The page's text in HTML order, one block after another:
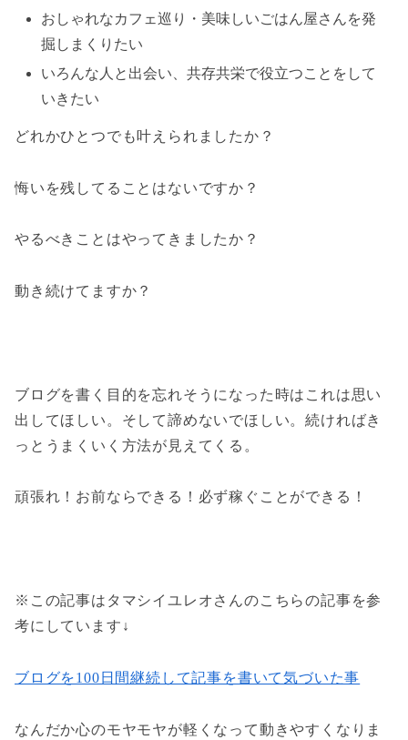
おしゃれなカフェ巡り・美味しいごはん屋さんを発
掘しまくりたい
いろんな人と出会い、共存共栄で役立つことをして
いきたい
どれかひとつでも叶えられましたか？
悔いを残してることはないですか？
やるべきことはやってきましたか？
動き続けてますか？
ブログを書く目的を忘れそうになった時はこれは思い
出してほしい。そして諦めないでほしい。続ければき
っとうまくいく方法が見えてくる。
頑張れ！お前ならできる！必ず稼ぐことができる！
※この記事はタマシイユレオさんのこちらの記事を参
考にしています↓
ブログを100日間継続して記事を書いて気づいた事
なんだか心のモヤモヤが軽くなって動きやすくなりま